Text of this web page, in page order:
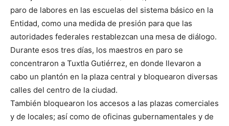
paro de labores en las escuelas del sistema básico en la
Entidad, como una medida de presión para que las
autoridades federales restablezcan una mesa de diálogo.
Durante esos tres días, los maestros en paro se
concentraron a Tuxtla Gutiérrez, en donde llevaron a
cabo un plantón en la plaza central y bloquearon diversas
calles del centro de la ciudad.
También bloquearon los accesos a las plazas comerciales
y de locales; así como de oficinas gubernamentales y de